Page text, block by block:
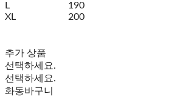
L
XL
190
200
추가 상품
선택하세요.
선택하세요.
화동바구니